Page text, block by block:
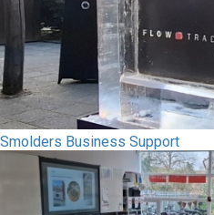
Smolders Business Support